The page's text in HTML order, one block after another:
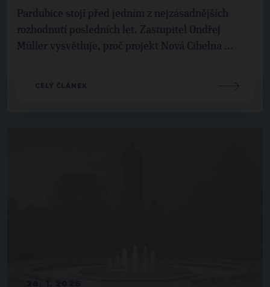
Pardubice stojí před jedním z nejzásadnějších
rozhodnutí posledních let. Zastupitel Ondřej
Müller vysvětluje, proč projekt Nová Cihelna ...
CELÝ ČLÁNEK